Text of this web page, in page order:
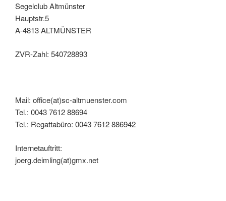
Segelclub Altmünster
Hauptstr.5
A-4813 ALTMÜNSTER
ZVR-Zahl: 540728893
Mail: office(at)sc-altmuenster.com
Tel.: 0043 7612 88694
Tel.: Regattabüro: 0043 7612 886942
Internetauftritt:
joerg.deimling(at)gmx.net